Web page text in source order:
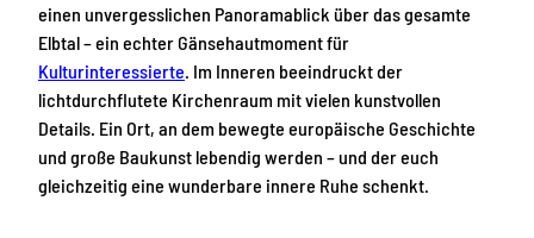
einen unvergesslichen Panoramablick über das gesamte
Elbtal – ein echter Gänsehautmoment für
Kulturinteressierte . Im Inneren beeindruckt der
lichtdurchflutete Kirchenraum mit vielen kunstvollen
Details. Ein Ort, an dem bewegte europäische Geschichte
und große Baukunst lebendig werden – und der euch
gleichzeitig eine wunderbare innere Ruhe schenkt.